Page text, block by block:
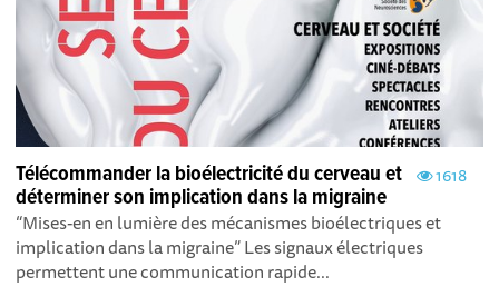
1618
Télécommander la bioélectricité du cerveau et
déterminer son implication dans la migraine
“Mises-en en lumière des mécanismes bioélectriques et
implication dans la migraine” Les signaux électriques
permettent une communication rapide...